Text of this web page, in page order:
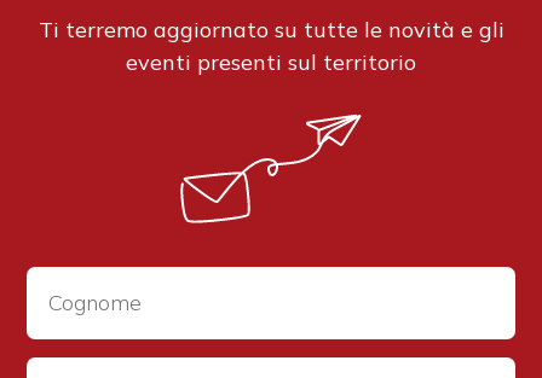
Ti terremo aggiornato su tutte le novità e gli
eventi presenti sul territorio